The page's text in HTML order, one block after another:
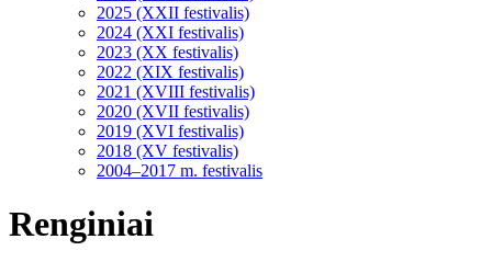
2025 (XXII festivalis)
2024 (XXI festivalis)
2023 (XX festivalis)
2022 (XIX festivalis)
2021 (XVIII festivalis)
2020 (XVII festivalis)
2019 (XVI festivalis)
2018 (XV festivalis)
2004–2017 m. festivalis
Renginiai